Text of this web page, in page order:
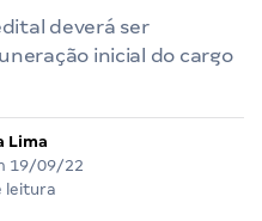
deverá ser
inicial do cargo
Lima
19/09/22
leitura